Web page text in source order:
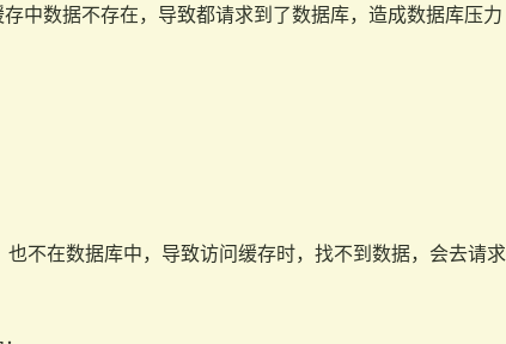
中数据不存在，导致都请求到了数据库，造成数据库压力
不在数据库中，导致访问缓存时，找不到数据，会去请求